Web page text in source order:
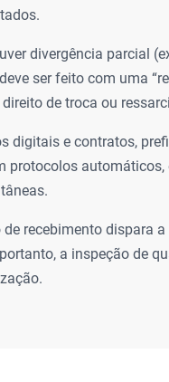
divergência parcial
ser feito com uma
de troca ou
digitais e contratos,
protocolos
de recebimento dispara
a inspeção de